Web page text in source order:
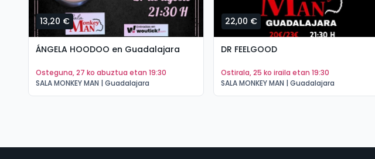
13,20 €
ÁNGELA HOODOO en Guadalajara
osteguna, 27 ko abuztua etan 19:30
SALA MONKEY MAN | Guadalajara
22,00 €
DR FEELGOOD
ostirala, 25 ko iraila etan 19:30
SALA MONKEY MAN | Guadalajara